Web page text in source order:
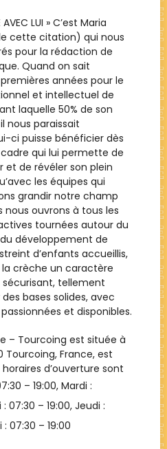
» C’est Maria
cette citation) qui nous
pour la rédaction de
sait
années pour le
et intellectuel de
laquelle 50% de son
nous paraissait
ci puisse bénéficier dès
qui lui permette de
et de révéler son plein
grandir notre champ
nous ouvrons à tous les
tournées autour du
développement de
crèche un caractère
tellement
bases solides, avec
et disponibles.
– Tourcoing est située à
Tourcoing, France, est
horaires d’ouverture sont
– 19:00, Mardi :
: 07:30 – 19:00, Jeudi :
: 07:30 – 19:00